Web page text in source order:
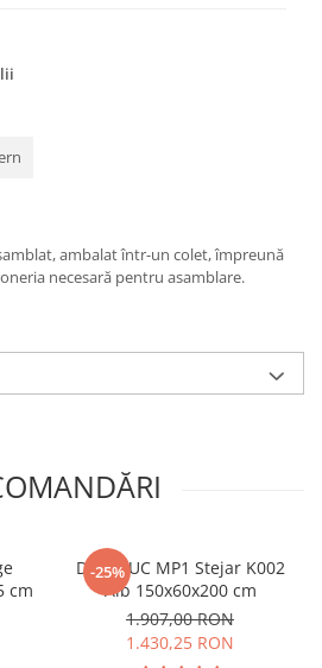
ambalat într-un colet, împreună
necesară pentru asamblare.
cm
-25%
Dulap UC MP1 Stejar K002
Alb 150x60x200 cm
1.907,00 RON
1.430,25 RON